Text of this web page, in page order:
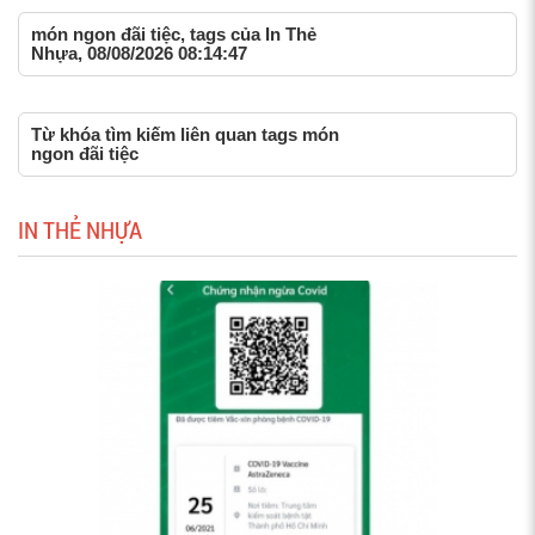
món ngon đãi tiệc, tags của In Thẻ
Nhựa, 08/08/2026 08:14:47
Từ khóa tìm kiếm liên quan tags món
ngon đãi tiệc
IN THẺ NHỰA